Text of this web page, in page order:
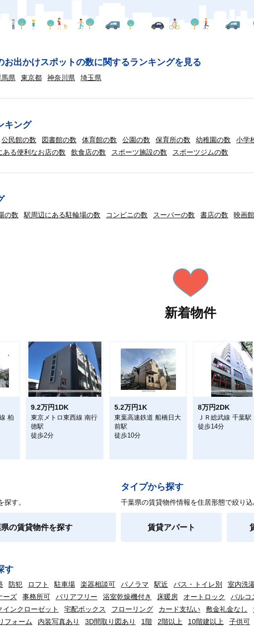
お出かけスポットの数に関するランキングを見る
馬県 東京都 神奈川県 埼玉県
キング
公民館の数 図書館の数 体育館の数 公園の数 保育所の数 幼稚園の数 小学
ある便利なお店の数 飲食店の数 スポーツ施設の数 スポーツジムの数
の数 駅周辺にある駐輪場の数 コンビニの数 スーパーの数 書店の数 映画
新着物件
柏
9.2万円1DK
東京メトロ東西線 南行
徳駅
徒歩2分
5.2万円1K
東葉高速鉄道 船橋日大
前駅
徒歩10分
8万円2DK
ＪＲ総武線 千葉駅
徒歩14分
す。
の賃貸物件を探す
タイプから探す
千葉県の賃貸物件情報を住居形態で絞り込
賃貸アパート
す
防犯 ロフト 駐車場 楽器相談可 パノラマ 駅近 バス・トイレ別 室内洗
ーズ 事務所可 バリアフリー 浴室乾燥機付き 床暖房 オートロック バルコ
インクローゼット 宅配ボックス フローリング カード支払い 敷金礼金なし
フォーム
内装写真あり 3D間取り図あり 1階 2階以上 10階建以上 子供可